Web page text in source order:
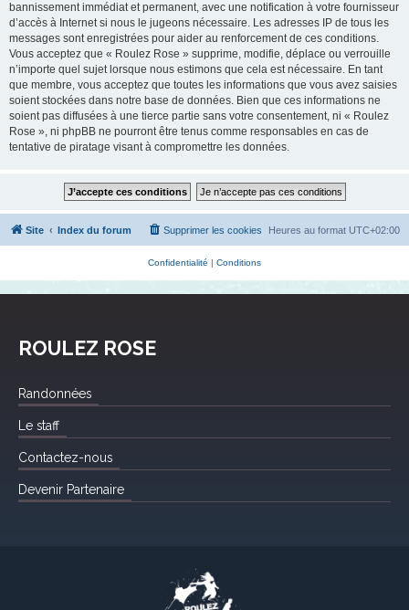
bannissement immédiat et permanent, avec une notification à votre fournisseur
d’accès à Internet si nous le jugeons nécessaire. Les adresses IP de tous les
messages sont enregistrées pour aider au renforcement de ces conditions.
Vous acceptez que « Roulez Rose » supprime, modifie, déplace ou verrouille
n’importe quel sujet lorsque nous estimons que cela est nécessaire. En tant
que membre, vous acceptez que toutes les informations que vous avez saisies
soient stockées dans notre base de données. Bien que ces informations ne
soient pas diffusées à une tierce partie sans votre consentement, ni « Roulez
Rose », ni phpBB ne pourront être tenus comme responsables en cas de
tentative de piratage visant à compromettre les données.
Site Index du forum Heures au format UTC+02:00
Supprimer les cookies
Confidentialité | Conditions
ROULEZ ROSE
Randonnées
Le staff
Contactez-nous
Devenir Partenaire